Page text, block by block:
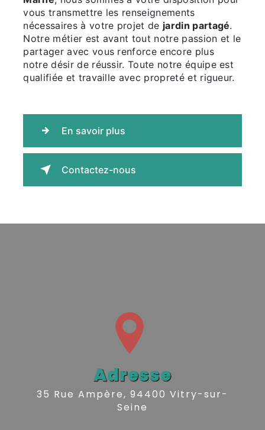
vous transmettre les renseignements
nécessaires à votre projet de jardin partagé.
Notre métier est avant tout notre passion et le
partager avec vous renforce encore plus
notre désir de réussir. Toute notre équipe est
qualifiée et travaille avec propreté et rigueur.
En savoir plus
Contactez-nous
Adresse
35 Rue Ampère, 94400 Vitry-sur-
Seine